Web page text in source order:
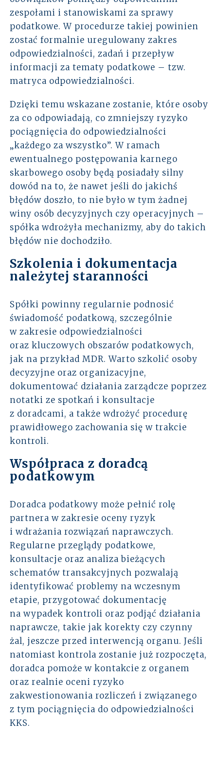
zespołami i stanowiskami za sprawy
podatkowe. W procedurze takiej powinien
zostać formalnie uregulowany zakres
odpowiedzialności, zadań i przepływ
informacji za tematy podatkowe – tzw.
matryca odpowiedzialności.
Dzięki temu wskazane zostanie, które osoby
za co odpowiadają, co zmniejszy ryzyko
pociągnięcia do odpowiedzialności
„każdego za wszystko”. W ramach
ewentualnego postępowania karnego
skarbowego osoby będą posiadały silny
dowód na to, że nawet jeśli do jakichś
błędów doszło, to nie było w tym żadnej
winy osób decyzyjnych czy operacyjnych –
spółka wdrożyła mechanizmy, aby do takich
błędów nie dochodziło.
Szkolenia i dokumentacja
należytej staranności
Spółki powinny regularnie podnosić
świadomość podatkową, szczególnie
w zakresie odpowiedzialności
oraz kluczowych obszarów podatkowych,
jak na przykład MDR. Warto szkolić osoby
decyzyjne oraz organizacyjne,
dokumentować działania zarządcze poprzez
notatki ze spotkań i konsultacje
z doradcami, a także wdrożyć procedurę
prawidłowego zachowania się w trakcie
kontroli.
Współpraca z doradcą
podatkowym
Doradca podatkowy może pełnić rolę
partnera w zakresie oceny ryzyk
i wdrażania rozwiązań naprawczych.
Regularne przeglądy podatkowe,
konsultacje oraz analiza bieżących
schematów transakcyjnych pozwalają
identyfikować problemy na wczesnym
etapie, przygotować dokumentację
na wypadek kontroli oraz podjąć działania
naprawcze, takie jak korekty czy czynny
żal, jeszcze przed interwencją organu. Jeśli
natomiast kontrola zostanie już rozpoczęta,
doradca pomoże w kontakcie z organem
oraz realnie oceni ryzyko
zakwestionowania rozliczeń i związanego
z tym pociągnięcia do odpowiedzialności
KKS.